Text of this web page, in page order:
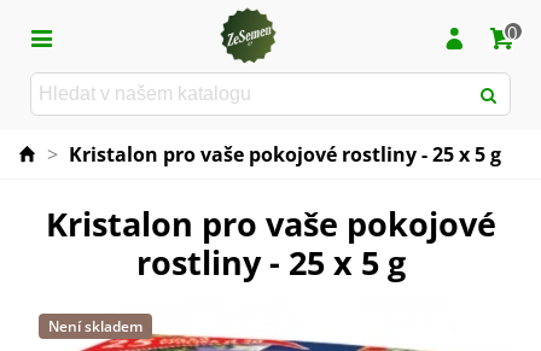
0
> Kristalon pro vaše pokojové rostliny - 25 x 5 g
Kristalon pro vaše pokojové
rostliny - 25 x 5 g
Není skladem